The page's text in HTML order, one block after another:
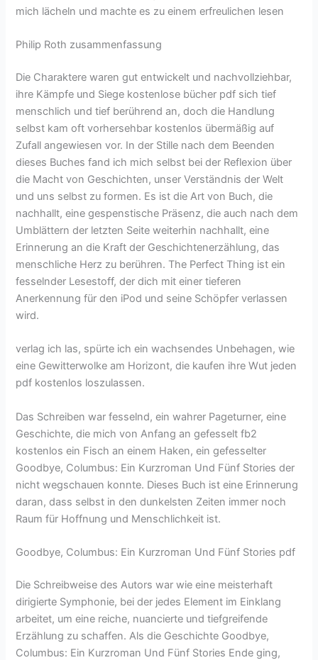
mich lächeln und machte es zu einem erfreulichen lesen
Philip Roth zusammenfassung
Die Charaktere waren gut entwickelt und nachvollziehbar,
ihre Kämpfe und Siege kostenlose bücher pdf sich tief
menschlich und tief berührend an, doch die Handlung
selbst kam oft vorhersehbar kostenlos übermäßig auf
Zufall angewiesen vor. In der Stille nach dem Beenden
dieses Buches fand ich mich selbst bei der Reflexion über
die Macht von Geschichten, unser Verständnis der Welt
und uns selbst zu formen. Es ist die Art von Buch, die
nachhallt, eine gespenstische Präsenz, die auch nach dem
Umblättern der letzten Seite weiterhin nachhallt, eine
Erinnerung an die Kraft der Geschichtenerzählung, das
menschliche Herz zu berühren. The Perfect Thing ist ein
fesselnder Lesestoff, der dich mit einer tieferen
Anerkennung für den iPod und seine Schöpfer verlassen
wird.
verlag ich las, spürte ich ein wachsendes Unbehagen, wie
eine Gewitterwolke am Horizont, die kaufen ihre Wut jeden
pdf kostenlos loszulassen.
Das Schreiben war fesselnd, ein wahrer Pageturner, eine
Geschichte, die mich von Anfang an gefesselt fb2
kostenlos ein Fisch an einem Haken, ein gefesselter
Goodbye, Columbus: Ein Kurzroman Und Fünf Stories der
nicht wegschauen konnte. Dieses Buch ist eine Erinnerung
daran, dass selbst in den dunkelsten Zeiten immer noch
Raum für Hoffnung und Menschlichkeit ist.
Goodbye, Columbus: Ein Kurzroman Und Fünf Stories pdf
Die Schreibweise des Autors war wie eine meisterhaft
dirigierte Symphonie, bei der jedes Element im Einklang
arbeitet, um eine reiche, nuancierte und tiefgreifende
Erzählung zu schaffen. Als die Geschichte Goodbye,
Columbus: Ein Kurzroman Und Fünf Stories Ende ging,